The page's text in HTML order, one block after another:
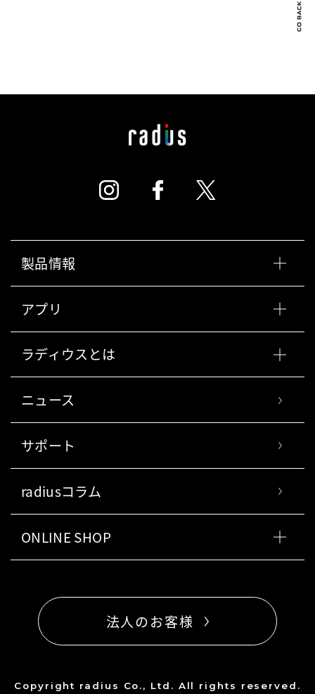
製品情報
アプリ
ラディウスとは
ニュース
サポート
radiusコラム
ONLINE SHOP
法人のお客様
Copyright radius Co., Ltd. All rights reserved.